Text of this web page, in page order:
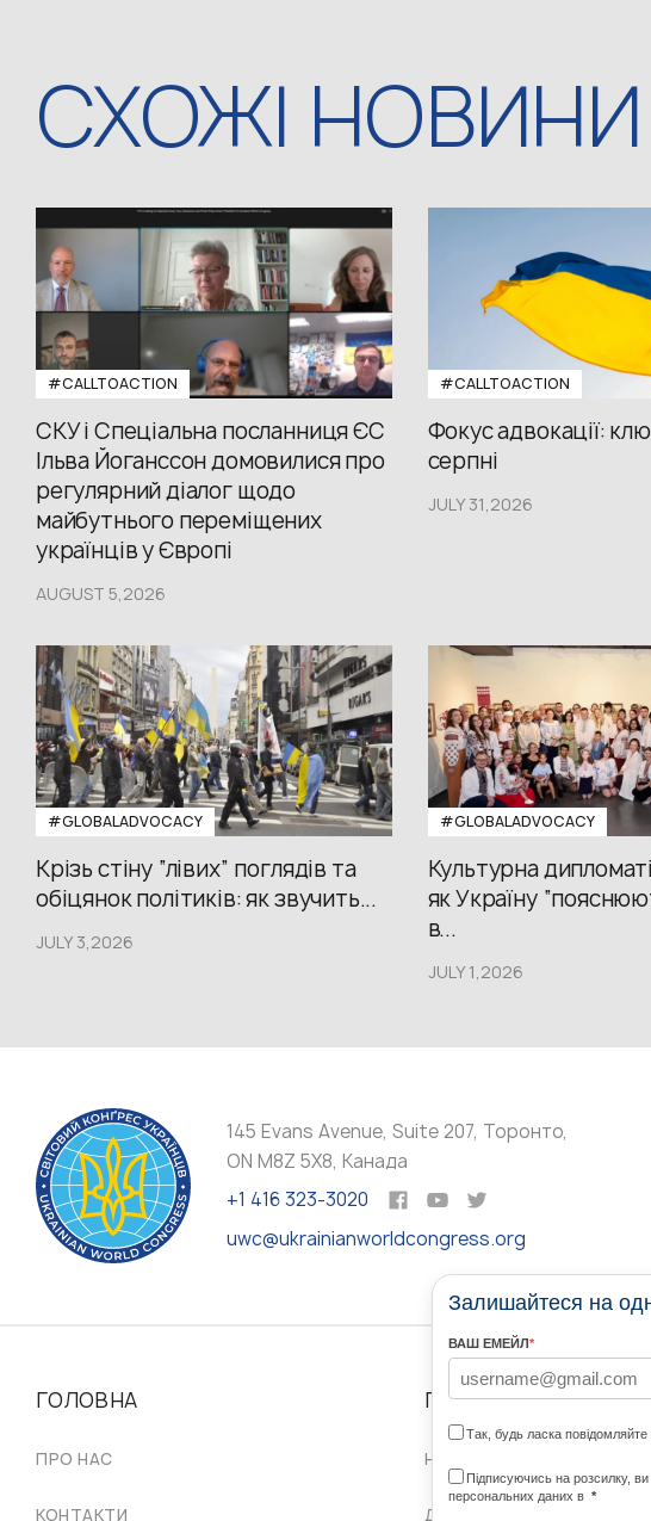
СХОЖІ НОВИНИ
#CALLTOACTION
СКУ і Спеціальна посланниця ЄС
Ільва Йоганссон домовилися про
регулярний діалог щодо
майбутнього переміщених
українців у Європі
AUGUST 5,2026
#CALLTOACTION
Фокус адвокації:
серпні
JULY 31,2026
#GLOBALADVOCACY
Крізь стіну “лівих” поглядів та
обіцянок політиків: як звучить...
JULY 3,2026
#GLOBALADVOCACY
Культурна
як Україну
в...
JULY 1,2026
145 Evans Avenue, Suite 207, Торонто,
ON M8Z 5X8, Канада
+1 416 323-3020
uwc@ukrainianworldcongress.org
ГОЛОВНА
ПРО НАС
КОНТАКТИ
ПРО НАС
НАШІ СПІЛЬНОТИ ПО СВІТУ
ДОРАДЧА РАДА
Залишайтеся на
ВАШ ЕМЕЙЛ*
Так, будь ласка повідомляйте
Підписуючись на розсилку,
персональних даних в *